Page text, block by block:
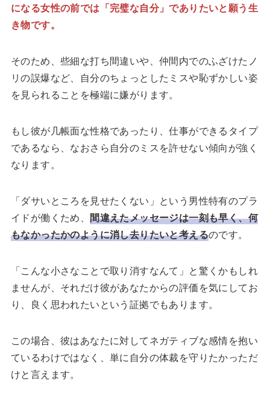
になる女性の前では「完璧な自分」でありたいと願う生
き物です。
そのため、些細な打ち間違いや、仲間内でのふざけたノ
リの誤爆など、自分のちょっとしたミスや恥ずかしい姿
を見られることを極端に嫌がります。
もし彼が几帳面な性格であったり、仕事ができるタイプ
であるなら、なおさら自分のミスを許せない傾向が強く
なります。
「ダサいところを見せたくない」という男性特有のプラ
イドが働くため、間違えたメッセージは一刻も早く、何
もなかったかのように消し去りたいと考えるのです。
「こんな小さなことで取り消すなんて」と驚くかもしれ
ませんが、それだけ彼があなたからの評価を気にしてお
り、良く思われたいという証拠でもあります。
この場合、彼はあなたに対してネガティブな感情を抱い
ているわけではなく、単に自分の体裁を守りたかっただ
けと言えます。